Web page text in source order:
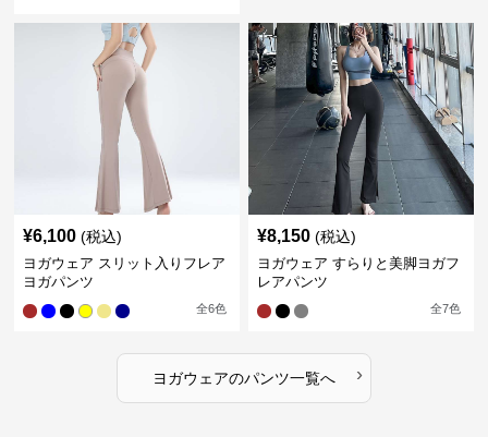
¥6,100 (税込)
ヨガウェア スリット入りフレア
ヨガパンツ
全6色
¥8,150 (税込)
ヨガウェア すらりと美脚ヨガフ
レアパンツ
全7色
ヨガウェアのパンツ一覧へ ›